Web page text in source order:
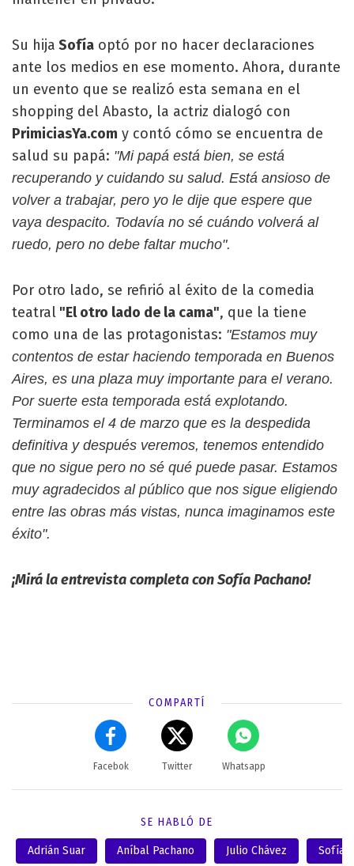
Su hija Sofía optó por no hacer declaraciones
ante los medios en ese momento. Ahora, durante
un evento que se realizó esta semana en el
shopping del Abasto, la actriz dialogó con
PrimiciasYa.com y contó cómo se encuentra de
salud su papá: "Mi papá está bien, se está
recuperando y cuidando su salud. Está ansioso de
volver a trabajar, pero yo le dije que espere que
vaya despacito. Todavía no sé cuándo volverá al
ruedo, pero no debe faltar mucho".
Por otro lado, se refirió al éxito de la comedia
teatral "El otro lado de la cama", que la tiene
como una de las protagonistas: "Estamos muy
contentos de estar haciendo temporada en Buenos
Aires, es una plaza muy importante para el verano.
Por suerte esta temporada está explotando.
Terminamos el 4 de marzo que es la despedida
definitiva y después veremos, tenemos entendido
que no sigue pero no sé qué puede pasar. Estamos
muy agradecidos al público que nos sigue eligiendo
entre las obras más vistas, nunca imaginamos este
éxito".
¡Mirá la entrevista completa con Sofía Pachano!
COMPARTÍ
Facebok Twitter Whatsapp
SE HABLÓ DE
Adrián Suar Aníbal Pachano Julio Chávez Sofía